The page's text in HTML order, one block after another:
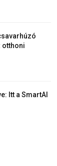
otthoni
Itt a SmartAI